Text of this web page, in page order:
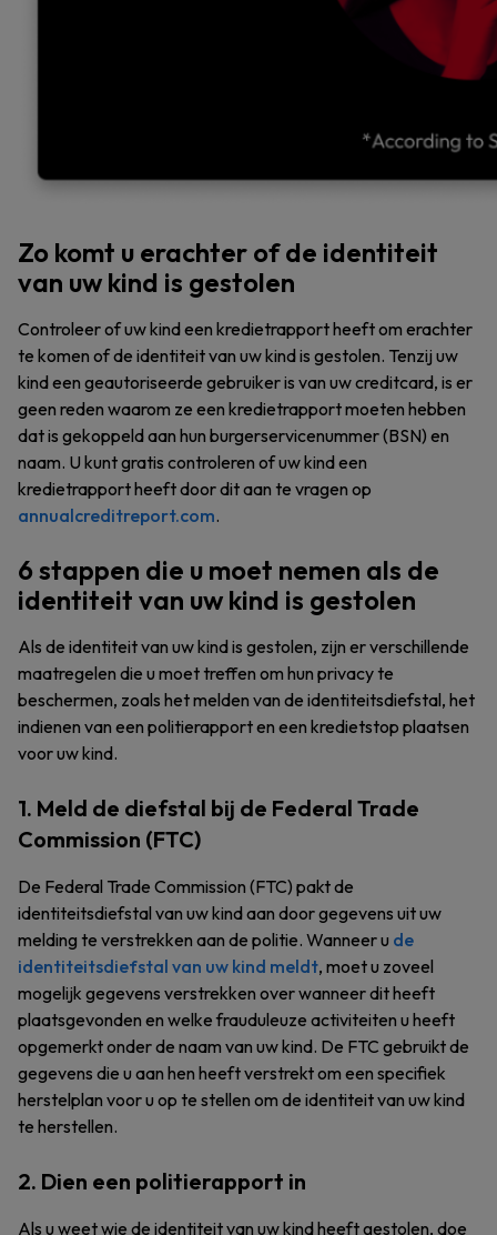
Zo komt u erachter of de identiteit
van uw kind is gestolen
Controleer of uw kind een kredietrapport heeft om erachter
te komen of de identiteit van uw kind is gestolen. Tenzij uw
kind een geautoriseerde gebruiker is van uw creditcard, is er
geen reden waarom ze een kredietrapport moeten hebben
dat is gekoppeld aan hun burgerservicenummer (BSN) en
naam. U kunt gratis controleren of uw kind een
kredietrapport heeft door dit aan te vragen op
annualcreditreport.com.
6 stappen die u moet nemen als de
identiteit van uw kind is gestolen
Als de identiteit van uw kind is gestolen, zijn er verschillende
maatregelen die u moet treffen om hun privacy te
beschermen, zoals het melden van de identiteitsdiefstal, het
indienen van een politierapport en een kredietstop plaatsen
voor uw kind.
1. Meld de diefstal bij de Federal Trade
Commission (FTC)
De Federal Trade Commission (FTC) pakt de
identiteitsdiefstal van uw kind aan door gegevens uit uw
melding te verstrekken aan de politie. Wanneer u de
identiteitsdiefstal van uw kind meldt, moet u zoveel
mogelijk gegevens verstrekken over wanneer dit heeft
plaatsgevonden en welke frauduleuze activiteiten u heeft
opgemerkt onder de naam van uw kind. De FTC gebruikt de
gegevens die u aan hen heeft verstrekt om een specifiek
herstelplan voor u op te stellen om de identiteit van uw kind
te herstellen.
2. Dien een politierapport in
Als u weet wie de identiteit van uw kind heeft gestolen, doe